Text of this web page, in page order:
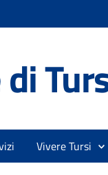
Vivere Tursi